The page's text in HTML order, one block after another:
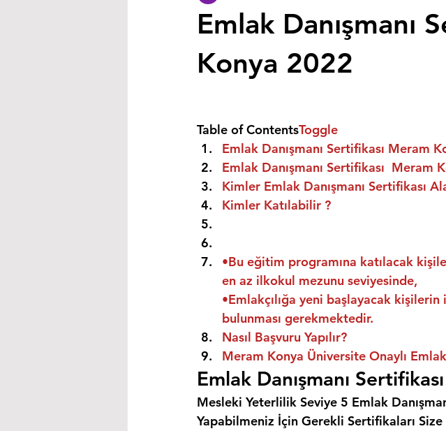
Emlak Danışmanı
Konya 2022
Table of ContentsToggle
Emlak Danışmanı Sertifikası Meram
Emlak Danışmanı Sertifikası  Meram
Kimler Emlak Danışmanı Sertifikası
Kimler Katılabilir ?
•Bu eğitim programına katılacak
en az ilkokul mezunu seviyesinde,
•Emlakçılığa yeni başlayacak
bulunması gerekmektedir.
Nasıl Başvuru Yapılır?
Meram Konya Üniversite Onaylı Emlak
Emlak Danışmanı
Mesleki Yeterlilik Seviye 5 Emlak
Yapabilmeniz İçin Gerekli Sertifikaları Size